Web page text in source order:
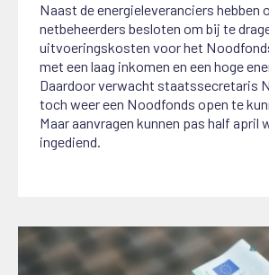
Naast de energieleveranciers hebben
netbeheerders besloten om bij te
uitvoeringskosten voor het
met een laag inkomen en een hoge
Daardoor verwacht staatssecretaris
toch weer een Noodfonds open te
Maar aanvragen kunnen pas half april
ingediend.